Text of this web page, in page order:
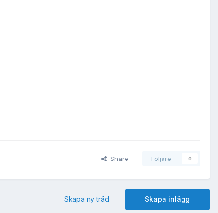
Share Följare 0
Skapa inlägg
Skapa ny tråd